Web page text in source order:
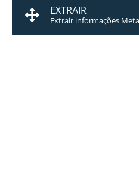
EXTRAIR
Extrair informações